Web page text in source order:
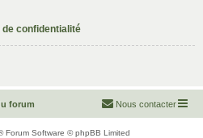
de confidentialité
forum Nous contacter
Forum Software © phpBB Limited